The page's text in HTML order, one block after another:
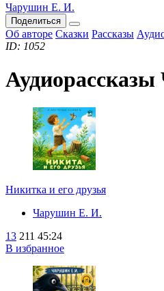
Чарушин Е. И.
Поделиться
Об авторе Сказки Рассказы
ID: 1052
Никитка и его друзья
Чарушин Е. И.
13 211 45:24
В избранное